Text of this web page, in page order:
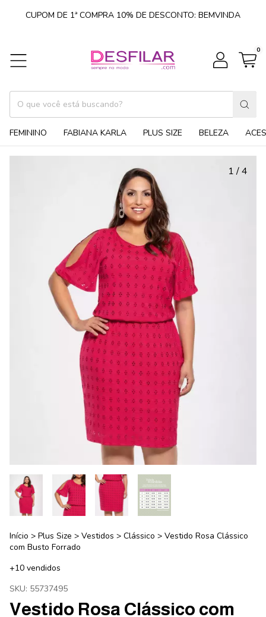
CUPOM DE 1ª COMPRA 10% DE DESCONTO: BEMVINDA
0
FEMININO FABIANA KARLA PLUS SIZE BELEZA
1/4
Início > Plus Size > Vestidos > Clássico > Vestido Rosa Clássico
com Busto Forrado
+10 vendidos
SKU: 55737495
Vestido Rosa Clássico com